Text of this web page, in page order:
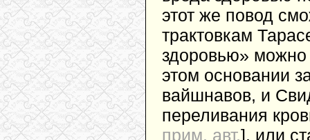
этот же повод
трактовкам
здоровью» можно
этом основании
вайшнавов, и
переливания
прим. авт.], или